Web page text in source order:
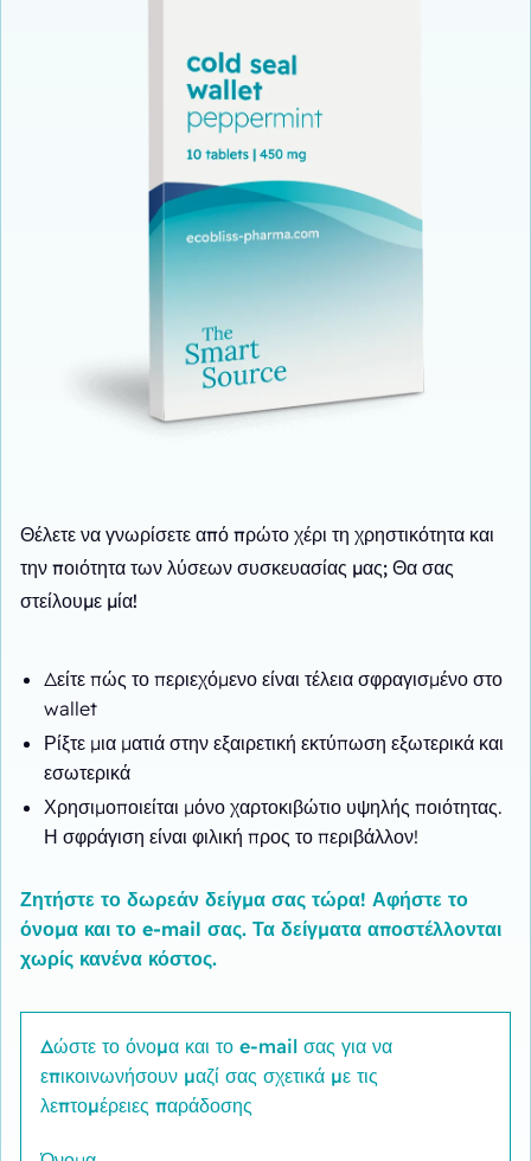
Θέλετε να γνωρίσετε από πρώτο χέρι τη χρηστικότητα και
την ποιότητα των λύσεων συσκευασίας μας; Θα σας
στείλουμε μία!
Δείτε πώς το περιεχόμενο είναι τέλεια σφραγισμένο στο
wallet
Ρίξτε μια ματιά στην εξαιρετική εκτύπωση εξωτερικά και
εσωτερικά
Χρησιμοποιείται μόνο χαρτοκιβώτιο υψηλής ποιότητας.
Η σφράγιση είναι φιλική προς το περιβάλλον!
Ζητήστε το δωρεάν δείγμα σας τώρα! Αφήστε το
όνομα και το e-mail σας. Τα δείγματα αποστέλλονται
χωρίς κανένα κόστος.
Δώστε το όνομα και το e-mail σας για να
επικοινωνήσουν μαζί σας σχετικά με τις
λεπτομέρειες παράδοσης